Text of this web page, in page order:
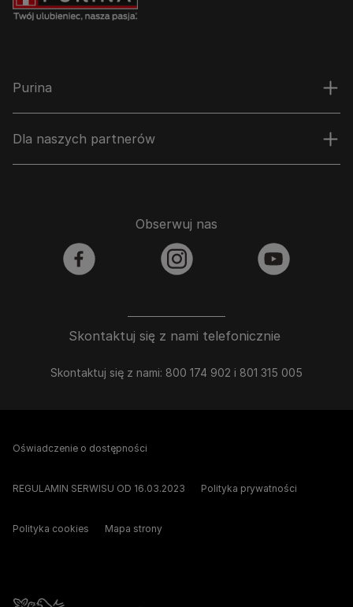
Purina
Dla naszych partnerów
Skontaktuj się z nami telefonicznie
Skontaktuj się z nami: 800 174 902 i 801 315 005
Obserwuj nas
facebook instagram youtube
Oświadczenie o dostępności
REGULAMIN SERWISU OD 16.03.2023 Polityka prywatności
Polityka cookies Mapa strony